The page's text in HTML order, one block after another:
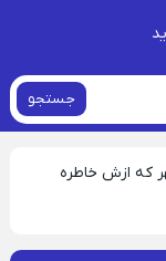
جستجو
که ازش خاطره